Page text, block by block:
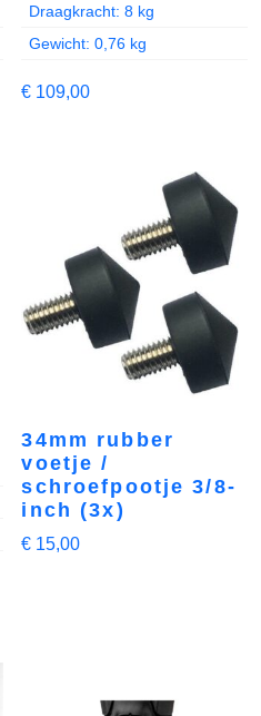
Draagkracht: 8 kg
Gewicht: 0,76 kg
€ 109,00
34mm rubber
voetje /
schroefpootje 3/8-
inch (3x)
€ 15,00